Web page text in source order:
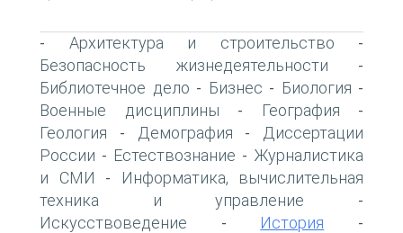
- Архитектура и строительство -
Безопасность жизнедеятельности -
Библиотечное дело - Бизнес - Биология -
Военные дисциплины - География -
Геология - Демография -
Диссертации
России - Естествознание - Журналистика
и СМИ -
Информатика, вычислительная
техника и управление -
Искусствоведение - История -